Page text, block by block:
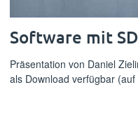
Software mit
Präsentation von Daniel
als Download verfügbar (auf